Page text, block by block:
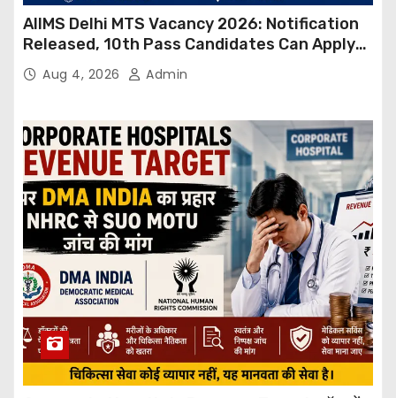
AIIMS Delhi MTS Vacancy 2026: Notification
Released, 10th Pass Candidates Can Apply
Through Email
Aug 4, 2026 Admin